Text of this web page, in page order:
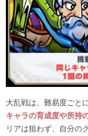
大乱戦は、難易度ごと
キャラの育成度や所持
リアは狙わず、自分の